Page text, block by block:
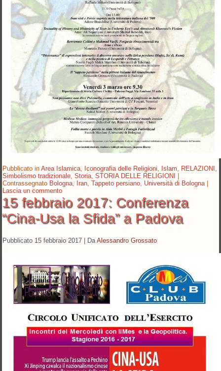
Pubblicato in Area Islamica, Iconografia delle Religioni, Islam, RELAZIONI ,
Simbolismo tradizionale,Storia,STORIA DELLE RELIGIONI
Contrassegnato Bologna, Iran,Tappeto persiano, Università di Bologna|
Lascia un commento
15 febbraio 2017: Conferenza
“Cina-Usa la Sfida” a Padova
Pubblicato 15 febbraio 2017 Da Alessandro Grossato